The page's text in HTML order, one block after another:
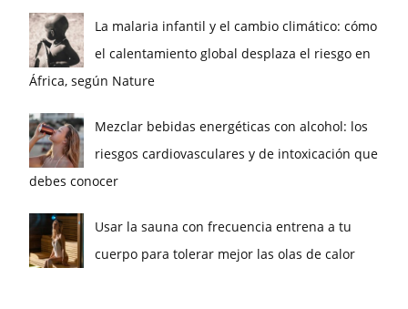
La malaria infantil y el cambio climático: cómo
el calentamiento global desplaza el riesgo en
África, según Nature
Mezclar bebidas energéticas con alcohol: los
riesgos cardiovasculares y de intoxicación que
debes conocer
Usar la sauna con frecuencia entrena a tu
cuerpo para tolerar mejor las olas de calor